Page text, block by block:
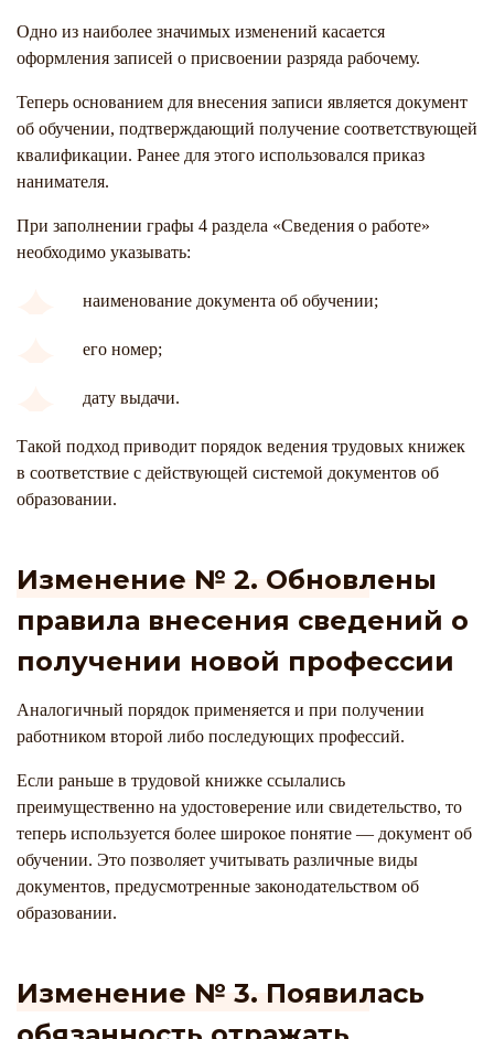
Одно из наиболее значимых изменений касается
оформления записей о присвоении разряда рабочему.
Теперь основанием для внесения записи является документ
об обучении, подтверждающий получение соответствующей
квалификации. Ранее для этого использовался приказ
нанимателя.
При заполнении графы 4 раздела «Сведения о работе»
необходимо указывать:
наименование документа об обучении;
его номер;
дату выдачи.
Такой подход приводит порядок ведения трудовых книжек
в соответствие с действующей системой документов об
образовании.
Изменение № 2. Обновлены
правила внесения сведений о
получении новой профессии
Аналогичный порядок применяется и при получении
работником второй либо последующих профессий.
Если раньше в трудовой книжке ссылались
преимущественно на удостоверение или свидетельство, то
теперь используется более широкое понятие — документ об
обучении. Это позволяет учитывать различные виды
документов, предусмотренные законодательством об
образовании.
Изменение № 3. Появилась